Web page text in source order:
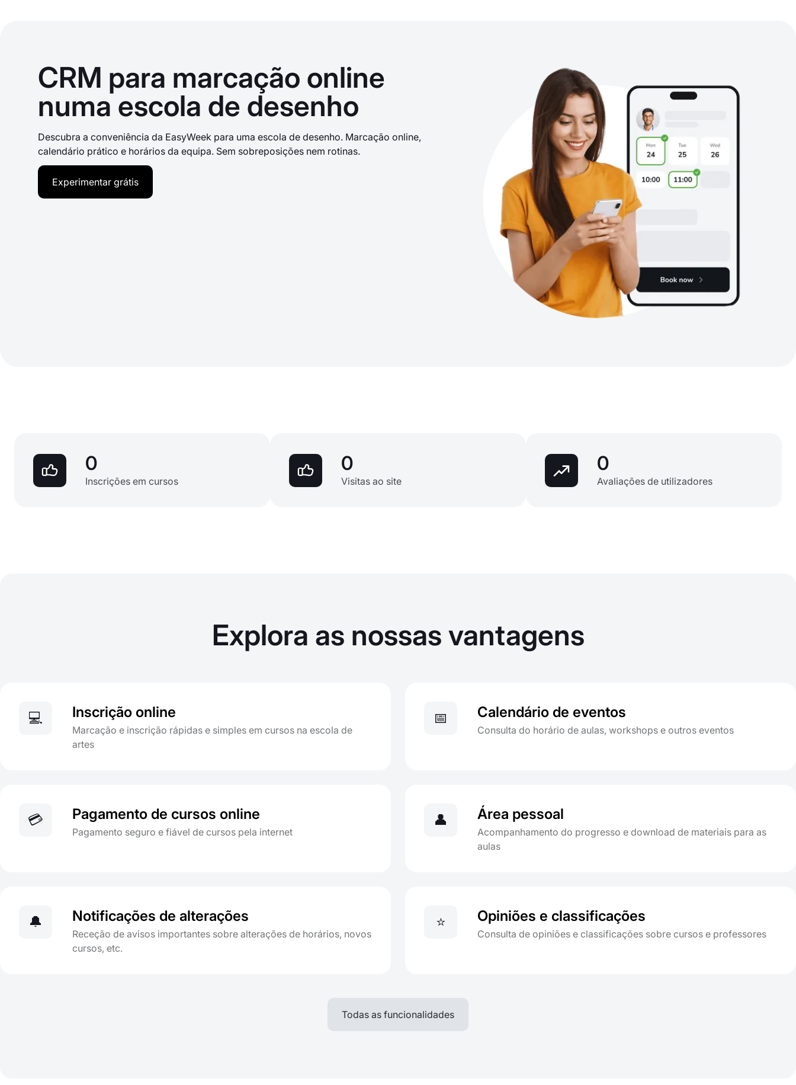
CRM para marcação online
numa escola de desenho
Descubra a conveniência da EasyWeek para uma escola de desenho. Marcação online,
calendário prático e horários da equipa. Sem sobreposições nem rotinas.
Experimentar grátis
0
Inscrições em cursos
0
Visitas ao site
0
Avaliações de utilizadores
Explora as nossas vantagens
💻 Inscrição online
Marcação e inscrição rápidas e simples em cursos na escola de
artes
📅 Calendário de eventos
Consulta do horário de aulas, workshops e outros eventos
💳 Pagamento de cursos online
Pagamento seguro e fiável de cursos pela internet
👤 Área pessoal
Acompanhamento do progresso e download de materiais para as
aulas
🔔 Notificações de alterações
Receção de avisos importantes sobre alterações de horários, novos
cursos, etc.
⭐ Opiniões e classificações
Consulta de opiniões e classificações sobre cursos e professores
Todas as funcionalidades